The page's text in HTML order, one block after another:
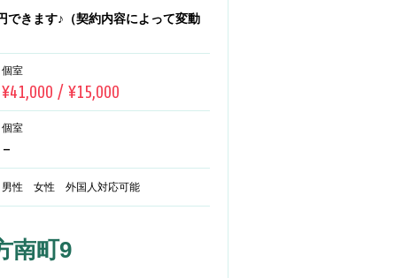
できます♪（契約内容によって変動
個室
¥41,000 / ¥15,000
個室
-
男性 女性 外国人対応可能
南町9